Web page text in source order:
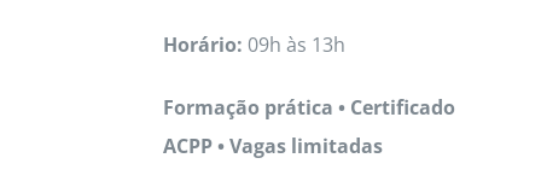
Horário: 09h às 13h
Formação prática • Certificado
ACPP • Vagas limitadas